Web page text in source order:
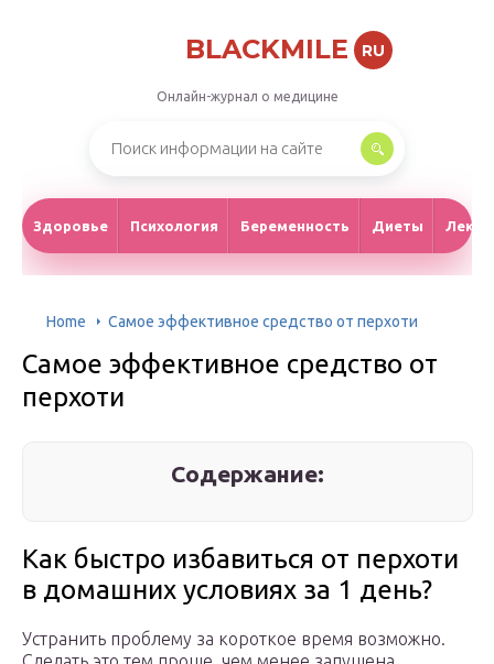
BLACKMILE RU
Онлайн-журнал о медицине
Здоровье Психология Беременность Диеты
Home Самое эффективное средство от перхоти
Самое эффективное средство от
перхоти
Содержание:
Как быстро избавиться от перхоти
в домашних условиях за 1 день?
Устранить проблему за короткое время возможно.